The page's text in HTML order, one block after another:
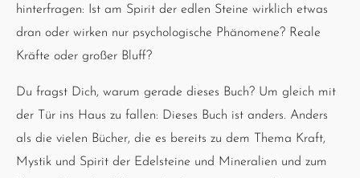
hinterfragen: Ist am Spirit der edlen Steine wirklich etwas
dran oder wirken nur psychologische Phänomene? Reale
Kräfte oder großer Bluff?
Du fragst Dich, warum gerade dieses Buch? Um gleich mit
der Tür ins Haus zu fallen: Dieses Buch ist anders. Anders
als die vielen Bücher, die es bereits zu dem Thema Kraft,
Mystik und Spirit der Edelsteine und Mineralien und zum